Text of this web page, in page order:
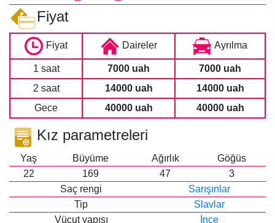
Fiyat
Fiyat Daireler Ayrılma
1 saat 7000 uah
7000 uah
2 saat
14000 uah
14000 uah
Gece
40000 uah 40000 uah
Kız parametreleri
Yaş Büyüme Ağırlık
Göğüs
22
169 47
3
Saç rengi
Sarışınlar
Tip
Slavlar
Vücut yapısı
İnce